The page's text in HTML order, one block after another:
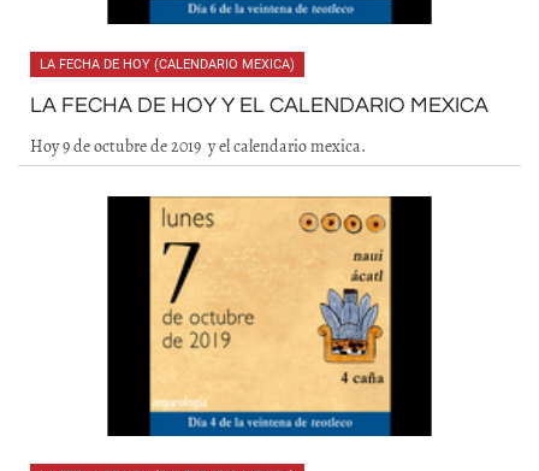
LA FECHA DE HOY (CALENDARIO MEXICA)
LA FECHA DE HOY Y EL CALENDARIO MEXICA
Hoy 9 de octubre de 2019 y el calendario mexica.